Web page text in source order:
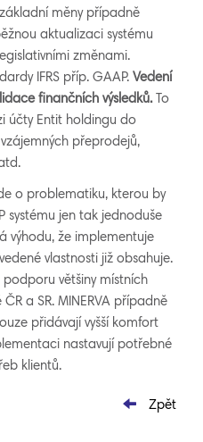
měny případně
aktualizaci systému
změnami.
IFRS příp. GAAP. Vedení
finančních výsledků.To
účty Entit holdingu do
přeprodejů,
o problematiku, kterou by
systému jen tak jednoduše
výhodu, že implementuje
vlastnosti již obsahuje.
většiny místních
a SR. MINERVA případně
přidávají vyšší komfort
nastavují potřebné
klientů.
Zpět